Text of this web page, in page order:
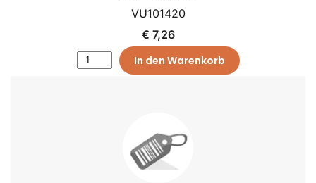
VU101420
€ 7,26
In den Warenkorb